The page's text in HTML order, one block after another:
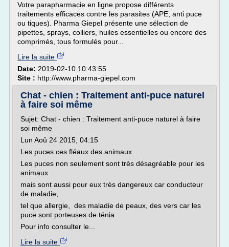
Votre parapharmacie en ligne propose différents
traitements efficaces contre les parasites (APE, anti puce
ou tiques). Pharma Giepel présente une sélection de
pipettes, sprays, colliers, huiles essentielles ou encore des
comprimés, tous formulés pour...
Lire la suite
Date: 2019-02-10 10:43:55
Site : http://www.pharma-giepel.com
Chat - chien : Traitement anti-puce naturel
à faire soi même
Sujet: Chat - chien : Traitement anti-puce naturel à faire
soi même
Lun Aoû 24 2015, 04:15
Les puces ces fléaux des animaux
Les puces non seulement sont très désagréable pour les
animaux
mais sont aussi pour eux très dangereux car conducteur
de maladie,
tel que allergie, des maladie de peaux, des vers car les
puce sont porteuses de ténia
Pour info consulter le...
Lire la suite